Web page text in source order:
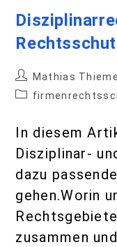
Mathias Thieme
In diesem
Disziplinar-
dazu
gehen.Worin
zusammen